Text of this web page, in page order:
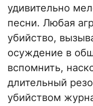
удивительно
песни. Любая
убийство,
осуждение в
вспомнить,
длительный
убийством